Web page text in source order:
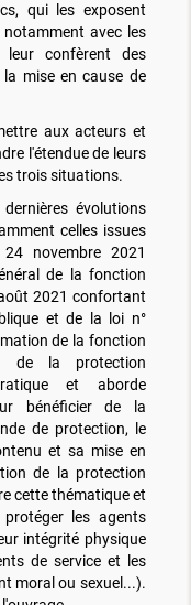
qui les exposent
avec les
confèrent des
mise en cause de
aux acteurs et
l'étendue de leurs
trois situations.
évolutions
celles issues
novembre 2021
de la fonction
2021 confortant
et de la loi n°
de la fonction
de la protection
et aborde
bénéficier de la
de protection, le
et sa mise en
de la protection
cette thématique et
les agents
intégrité physique
de service et les
moral ou sexuel...).